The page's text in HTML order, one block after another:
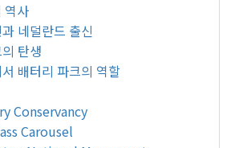
역사
네덜란드 출신
탄생
배터리 파크의 역할
Conservancy
Carousel